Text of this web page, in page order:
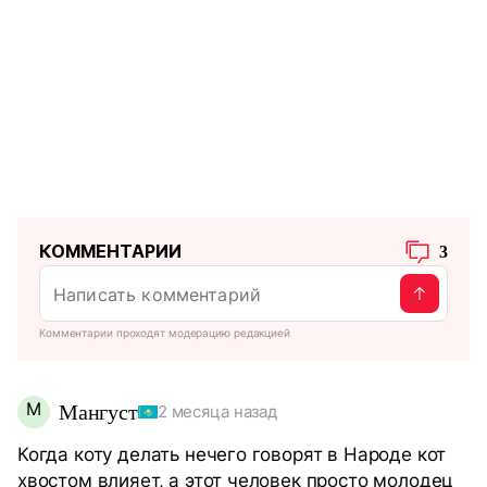
КОММЕНТАРИИ 3
Комментарии проходят модерацию редакцией
М Мангуст 2 месяца назад
Когда коту делать нечего говорят в Народе кот
хвостом влияет, а этот человек просто молодец